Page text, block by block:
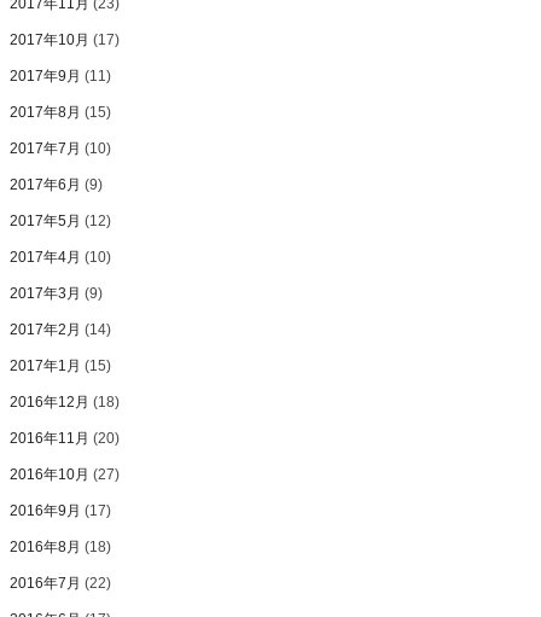
2017年11月 (23)
2017年10月 (17)
2017年9月 (11)
2017年8月 (15)
2017年7月 (10)
2017年6月 (9)
2017年5月 (12)
2017年4月 (10)
2017年3月 (9)
2017年2月 (14)
2017年1月 (15)
2016年12月 (18)
2016年11月 (20)
2016年10月 (27)
2016年9月 (17)
2016年8月 (18)
2016年7月 (22)